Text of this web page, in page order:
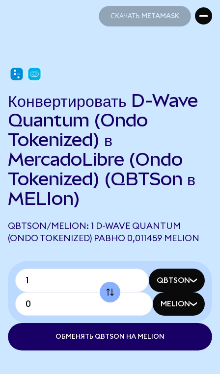
СКАЧАТЬ METAMASK
Конвертировать D-Wave
Quantum (Ondo
Tokenized) в
MercadoLibre (Ondo
Tokenized) (QBTSon в
MELIon)
QBTSON/MELION: 1 D-WAVE QUANTUM
(ONDO TOKENIZED) РАВНО 0,011459 MELION
QBTSON
MELION
ОБМЕНЯТЬ QBTSON НА MELION